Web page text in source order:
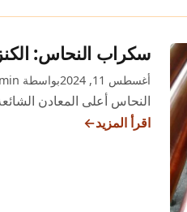
الحديد
في
المنزل
سكراب النحاس:
أغسطس 11, 2024 بواسطة admin
النحاس أعلى المعادن
اقرأ المزيد
سكراب